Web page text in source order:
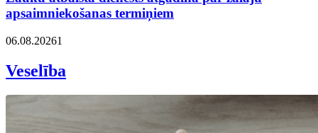
apsaimniekošanas termiņiem
06.08.20261
Veselība